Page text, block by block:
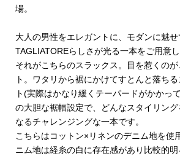
場。
大人の男性をエレガントに、モダンに魅せ
TAGLIATOREらしさが光る一本をご用意し
それがこちらのスラックス。目を惹くの
ト。ワタリから裾にかけてすとんと落ち
ト(実際はかなり緩くテーパードがかかっ
の大胆な裾幅設定で、どんなスタイリング
なるチャレンジングな一本です。
こちらはコットン×リネンのデニム地を使
ニム地は経糸の白に存在感があり比較的